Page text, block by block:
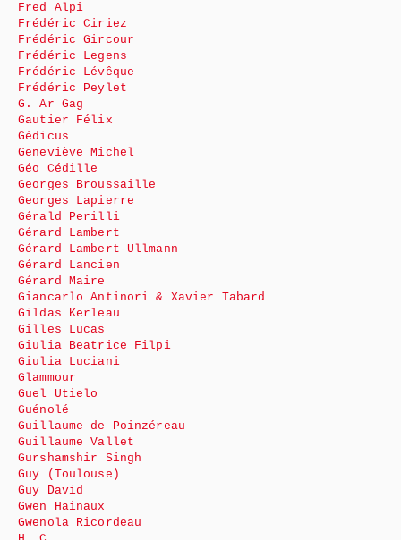
Fred Alpi
Frédéric Ciriez
Frédéric Gircour
Frédéric Legens
Frédéric Lévêque
Frédéric Peylet
G. Ar Gag
Gautier Félix
Gédicus
Geneviève Michel
Géo Cédille
Georges Broussaille
Georges Lapierre
Gérald Perilli
Gérard Lambert
Gérard Lambert-Ullmann
Gérard Lancien
Gérard Maire
Giancarlo Antinori & Xavier Tabard
Gildas Kerleau
Gilles Lucas
Giulia Beatrice Filpi
Giulia Luciani
Glammour
Guel Utielo
Guénolé
Guillaume de Poinzéreau
Guillaume Vallet
Gurshamshir Singh
Guy (Toulouse)
Guy David
Gwen Hainaux
Gwenola Ricordeau